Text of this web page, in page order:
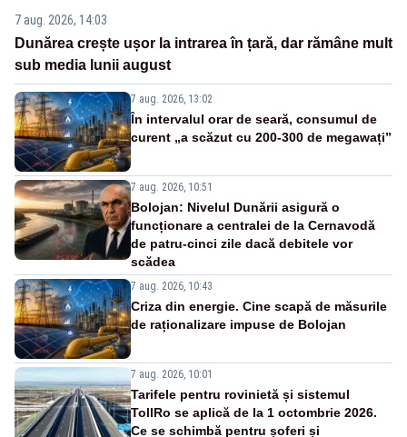
7 aug. 2026, 14:03
Dunărea crește ușor la intrarea în țară, dar rămâne mult
sub media lunii august
7 aug. 2026, 13:02
În intervalul orar de seară, consumul de
curent „a scăzut cu 200-300 de megawați”
7 aug. 2026, 10:51
Bolojan: Nivelul Dunării asigură o
funcționare a centralei de la Cernavodă
de patru-cinci zile dacă debitele vor
scădea
7 aug. 2026, 10:43
Criza din energie. Cine scapă de măsurile
de raționalizare impuse de Bolojan
7 aug. 2026, 10:01
Tarifele pentru rovinietă și sistemul
TollRo se aplică de la 1 octombrie 2026.
Ce se schimbă pentru șoferi și